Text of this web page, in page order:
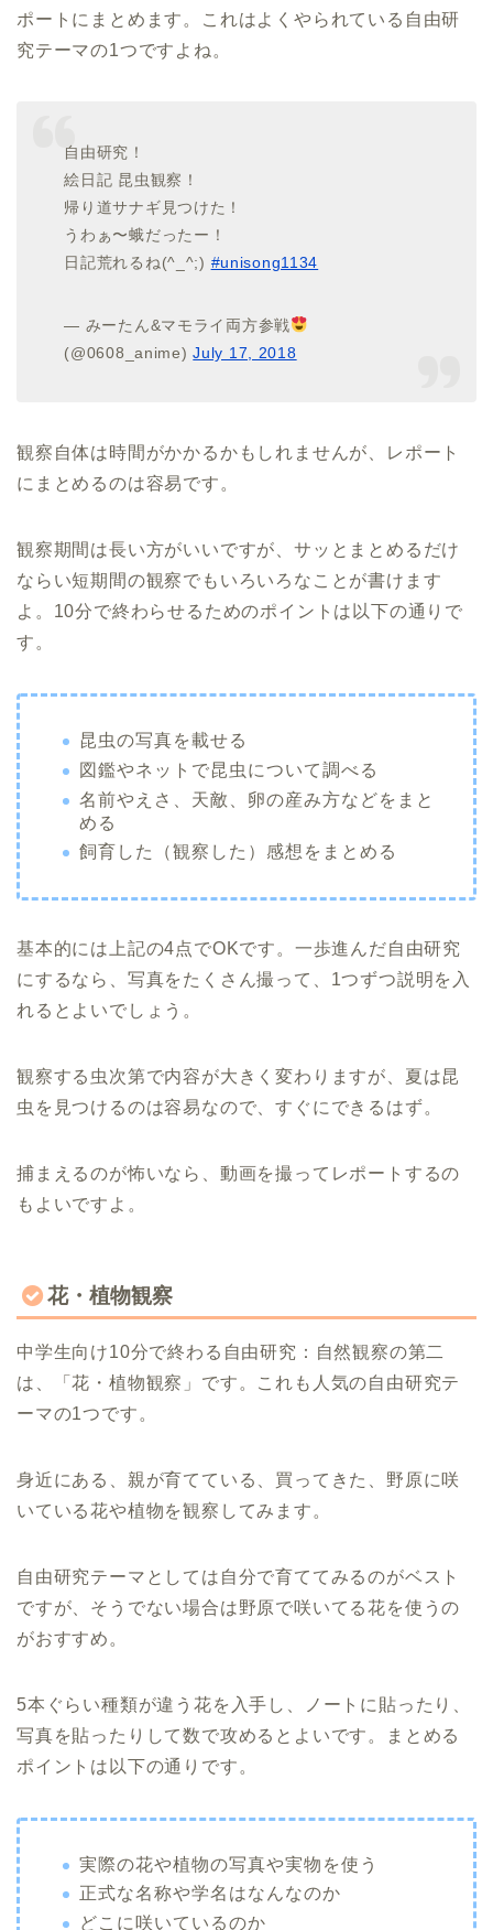
ポートにまとめます。これはよくやられている自由研
究テーマの1つですよね。
自由研究！
絵日記 昆虫観察！
帰り道サナギ見つけた！
うわぁ〜蛾だったー！
日記荒れるね(^_^;) #unisong1134
— みーたん&マモライ両方参戦
(@0608_anime)July 17, 2018
観察自体は時間がかかるかもしれませんが、レポート
にまとめるのは容易です。
観察期間は長い方がいいですが、サッとまとめるだけ
ならい短期間の観察でもいろいろなことが書けます
よ。10分で終わらせるためのポイントは以下の通りで
す。
昆虫の写真を載せる
図鑑やネットで昆虫について調べる
名前やえさ、天敵、卵の産み方などをまと
める
飼育した（観察した）感想をまとめる
基本的には上記の4点でOKです。一歩進んだ自由研究
にするなら、写真をたくさん撮って、1つずつ説明を入
れるとよいでしょう。
観察する虫次第で内容が大きく変わりますが、夏は昆
虫を見つけるのは容易なので、すぐにできるはず。
捕まえるのが怖いなら、動画を撮ってレポートするの
もよいですよ。
花・植物観察
中学生向け10分で終わる自由研究：自然観察の第二
は、「花・植物観察」です。これも人気の自由研究テ
ーマの1つです。
身近にある、親が育てている、買ってきた、野原に咲
いている花や植物を観察してみます。
自由研究テーマとしては自分で育ててみるのがベスト
ですが、そうでない場合は野原で咲いてる花を使うの
がおすすめ。
5本ぐらい種類が違う花を入手し、ノートに貼ったり、
写真を貼ったりして数で攻めるとよいです。まとめる
ポイントは以下の通りです。
実際の花や植物の写真や実物を使う
正式な名称や学名はなんなのか
どこに咲いているのか